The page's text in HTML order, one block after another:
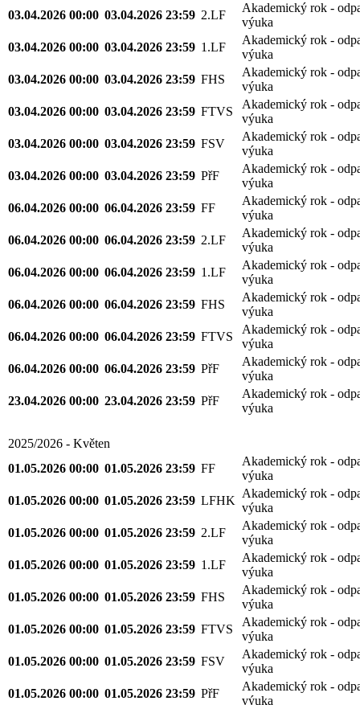
03.04.2026 00:00 03.04.2026 23:59 2.LF
Akademický rok -
výuka
03.04.2026 00:00 03.04.2026 23:59 1.LF
Akademický rok -
výuka
03.04.2026 00:00 03.04.2026 23:59 FHS
Akademický rok -
výuka
03.04.2026 00:00 03.04.2026 23:59 FTVS
Akademický rok -
výuka
03.04.2026 00:00 03.04.2026 23:59 FSV
Akademický rok -
výuka
03.04.2026 00:00 03.04.2026 23:59 PřF
Akademický rok -
výuka
06.04.2026 00:00 06.04.2026 23:59 FF
Akademický rok -
výuka
06.04.2026 00:00 06.04.2026 23:59 2.LF
Akademický rok -
výuka
06.04.2026 00:00 06.04.2026 23:59 1.LF
Akademický rok -
výuka
06.04.2026 00:00 06.04.2026 23:59 FHS
Akademický rok -
výuka
06.04.2026 00:00 06.04.2026 23:59 FTVS
Akademický rok -
výuka
06.04.2026 00:00 06.04.2026 23:59 PřF
Akademický rok -
výuka
23.04.2026 00:00 23.04.2026 23:59 PřF
Akademický rok -
výuka
2025/2026 - Květen
01.05.2026 00:00 01.05.2026 23:59 FF
Akademický rok -
výuka
01.05.2026 00:00 01.05.2026 23:59 LFHK
Akademický rok -
výuka
01.05.2026 00:00 01.05.2026 23:59 2.LF
Akademický rok -
výuka
01.05.2026 00:00 01.05.2026 23:59 1.LF
Akademický rok -
výuka
01.05.2026 00:00 01.05.2026 23:59 FHS
Akademický rok -
výuka
01.05.2026 00:00 01.05.2026 23:59 FTVS
Akademický rok -
výuka
01.05.2026 00:00 01.05.2026 23:59 FSV
Akademický rok -
výuka
01.05.2026 00:00 01.05.2026 23:59 PřF
Akademický rok -
výuka